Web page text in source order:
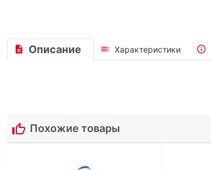
Описание Характеристики
Похожие товары